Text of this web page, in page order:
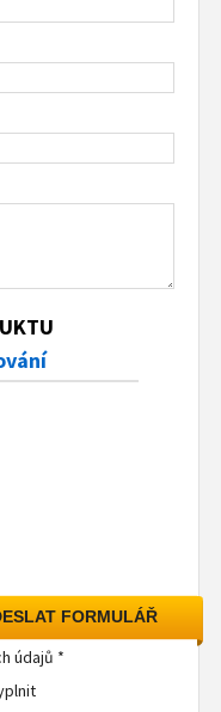
údajů *